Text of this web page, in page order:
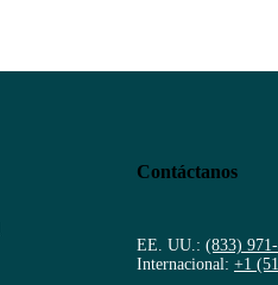
Contáctanos
EE. UU.:(833)
Internacional:+1